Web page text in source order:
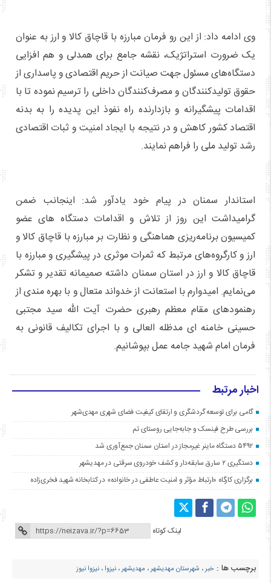
وی ادامه داد: از این رو فرمان مبارزه با قاچاق کالا و ارز به عنوان
یک ضرورت استراتژیک، نقشه جامع برای همدلی و هم افزایی
دستگاه‌های مسئول جهت صیانت از حریم اقتصادی و پاسداری از
حقوق تولیدکنندگان و مصرف‌کنندگان داخلی را ترسیم نموده تا با
اقدامات پیشگیرانه و بازدارنده راه نفوذ این پدیده را به بدنه
اقتصاد کشور کاهش و در نتیجه با ایجاد امنیت و ثبات اقتصادی
رشد تولید ملی را فراهم نمایند.
استاندار سمنان در پیام خود یادآور شد: اینجانب ضمن
گرامیداشت این روز از تلاش و اقدامات دستگاه های عضو
کمیسیون برنامه‌ریزی هماهنگی و نظارت بر مبارزه با قاچاق کالا و
ارز و کارگروه‌های مرتبط که ثمرات موثری در پیشگیری و مبارزه با
قاچاق کالا و ارز در استان سمنان داشته صمیمانه تقدیر و تشکر
می‌نمایم. امیدوارم با استعانت از خدواند متعال و با بهره مندی از
رهنمودهای مقام معظم رهبری حضرت آیت الله سید مجتبی
حسینی خامنه ای مدظله العالی و با اجرای تکالیف قانونی به
فرمان امام شهید جامه عمل بپوشانیم.
اخبار مرتبط
گامی برای توسعه گردشگری و ارتقای کیفیت فضای شهری مهدی‌شهر
بررسی طرح فینسک و جابه‌جایی روستای تم
۵۴۹۲ دستگاه ماینر غیرمجاز در استان سمنان جمع‌آوری شد
دستگیری ۲ سارق سابقه‌دار و کشف خودروی سرقتی در مهدیشهر
برگزاری کارگاه «ارتباط مؤثر و امنیت عاطفی در خانواده» در کتابخانه شهید فخری‌زاده
لینک کوتاه
برچسب ها : خبر، شهرستان مهدیشهر، مهدیشهر، نیزوا ، نیزوا نیوز